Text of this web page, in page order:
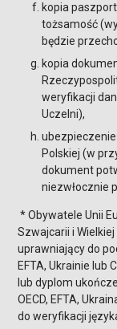
kopia
tożsamość
będzie
kopia
weryfikacji
Uczelni),
Polskiej (w
dokument
niezwłocznie
* Obywatele Unii
Szwajcarii i
uprawniający do
EFTA, Ukrainie lub
lub dyplom
OECD, EFTA,
do weryfikacji